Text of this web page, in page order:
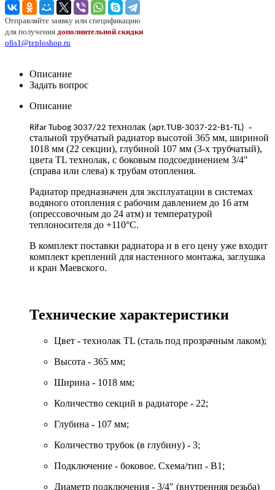
Отправляйте заявку или спецификацию
для получения дополнительной скидки
ofis1@teploshop.ru
Описание
Задать вопрос
Описание
Rifar Tubog 3037/22 технолак (арт.TUB-3037-22- B1-TL) -
стальной трубчатый радиатор высотой 365 мм, шириной
1018 мм (22 секции), глубиной 107 мм (3-х трубчатый),
цвета TL технолак, с боковым подсоединением 3/4"
(справа или слева) к трубам отопления.
Радиатор предназначен для эксплуатации в системах
водяного отопления с рабочим давлением до 16 атм
(опрессовочным до 24 атм) и температурой
теплоносителя до +110°С.
В комплект поставки радиатора и в его цену уже входит
комплект креплений для настенного монтажа, заглушка
и кран Маевского.
Технические характеристики
Цвет - технолак TL (сталь под прозрачным лаком);
Высота - 365 мм;
Ширина - 1018 мм;
Количество секций в радиаторе - 22;
Глубина - 107 мм;
Количество трубок (в глубину) - 3;
Подключение - боковое. Схема/тип - B1;
Диаметр подключения - 3/4" (внутренняя резьба)